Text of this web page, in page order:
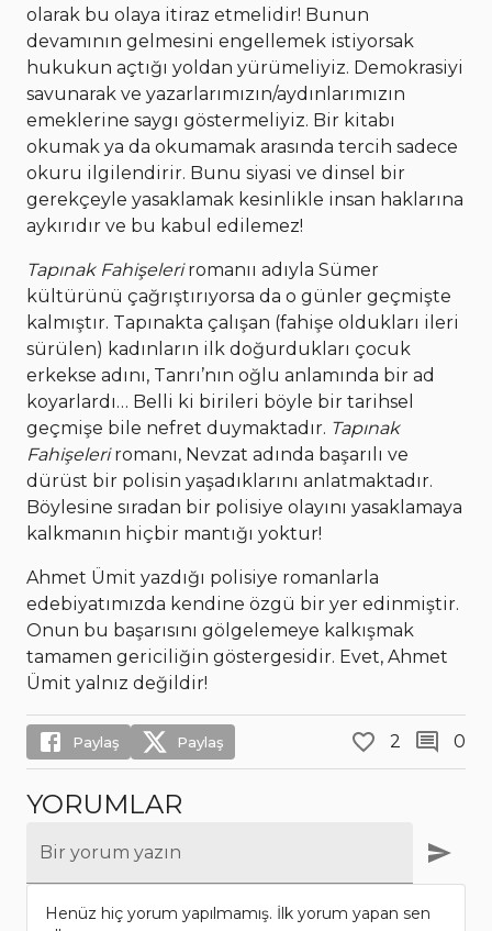
olarak bu olaya itiraz etmelidir! Bunun
devamının gelmesini engellemek istiyorsak
hukukun açtığı yoldan yürümeliyiz. Demokrasiyi
savunarak ve yazarlarımızın/aydınlarımızın
emeklerine saygı göstermeliyiz. Bir kitabı
okumak ya da okumamak arasında tercih sadece
okuru ilgilendirir. Bunu siyasi ve dinsel bir
gerekçeyle yasaklamak kesinlikle insan haklarına
aykırıdır ve bu kabul edilemez!
Tapınak Fahişeleriromanıı adıyla Sümer
kültürünü çağrıştırıyorsa da o günler geçmişte
kalmıştır. Tapınakta çalışan (fahişe oldukları ileri
sürülen) kadınların ilk doğurdukları çocuk
erkekse adını, Tanrı’nın oğlu anlamında bir ad
koyarlardı… Belli ki birileri böyle bir tarihsel
geçmişe bile nefret duymaktadır. Tapınak
Fahişeleriromanı, Nevzat adında başarılı ve
dürüst bir polisin yaşadıklarını anlatmaktadır.
Böylesine sıradan bir polisiye olayını yasaklamaya
kalkmanın hiçbir mantığı yoktur!
Ahmet Ümit yazdığı polisiye romanlarla
edebiyatımızda kendine özgü bir yer edinmiştir.
Onun bu başarısını gölgelemeye kalkışmak
tamamen gericiliğin göstergesidir. Evet, Ahmet
Ümit yalnız değildir!
Paylaş Paylaş 2 0
YORUMLAR
Bir yorum yazın
Henüz hiç yorum yapılmamış. İlk yorum yapan sen